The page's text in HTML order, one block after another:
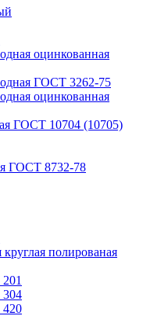
оцинкованная
ГОСТ 3262-75
оцинкованная
ГОСТ 10704 (10705)
ГОСТ 8732-78
полированая